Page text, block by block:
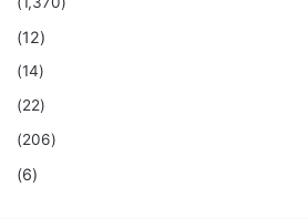
(12)
(14)
(22)
(206)
(6)